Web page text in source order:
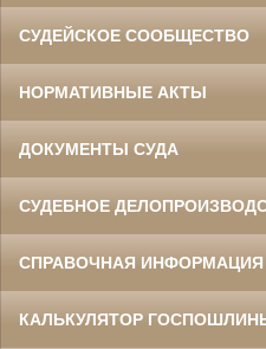
СУДЕЙСКОЕ СООБЩЕСТВО
НОРМАТИВНЫЕ АКТЫ
ДОКУМЕНТЫ СУДА
СУДЕБНОЕ
СПРАВОЧНАЯ ИНФОРМАЦИЯ
КАЛЬКУЛЯТОР